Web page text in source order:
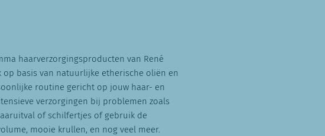
haarverzorgingsproducten van René
op basis van natuurlijke etherische oliën en
routine gericht op jouw haar- en
verzorgingen bij problemen zoals
of schilfertjes of gebruik de
mooie krullen, en nog veel meer.